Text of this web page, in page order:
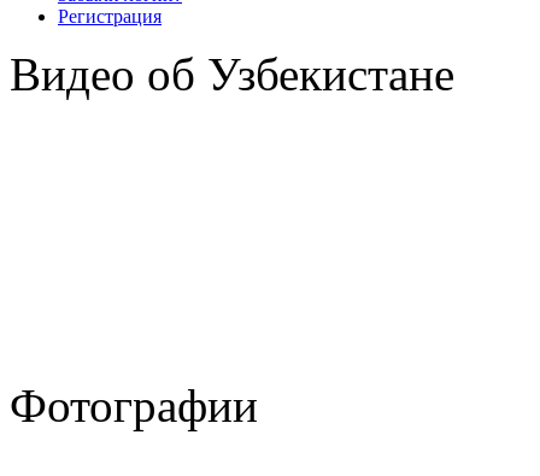
Регистрация
Видео об Узбекистане
Фотографии